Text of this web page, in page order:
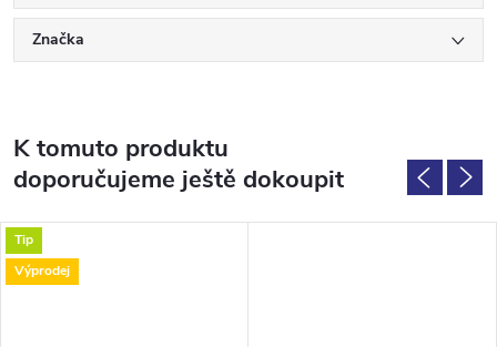
Značka
K tomuto produktu
doporučujeme ještě dokoupit
Tip
Výprodej